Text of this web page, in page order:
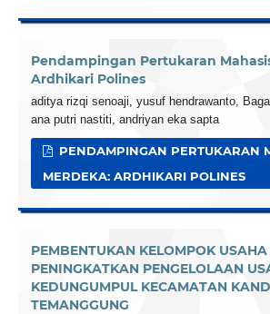
Pendampingan Pertukaran
Ardhikari Polines
aditya rizqi senoaji, yusuf hendrawanto,
ana putri nastiti, andriyan eka sapta
PENDAMPINGAN PERTUKARAN
MERDEKA: ARDHIKARI POLINES
PEMBENTUKAN KELOMPOK
PENINGKATKAN PENGELOLAAN
KEDUNGUMPUL KECAMATAN
TEMANGGUNG